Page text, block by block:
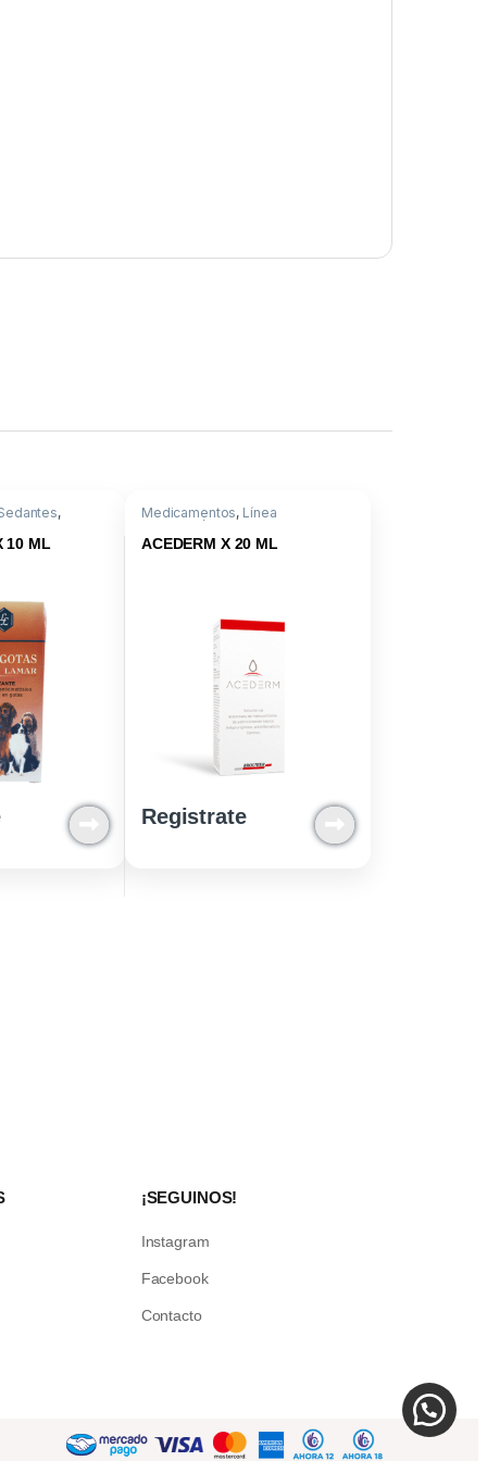
,
10 ML
Medicamentos, Línea
Dermatológica
aceponato
ACEDERM X 20 ML
Registrate
¡SEGUINOS!
Instagram
Facebook
Contacto